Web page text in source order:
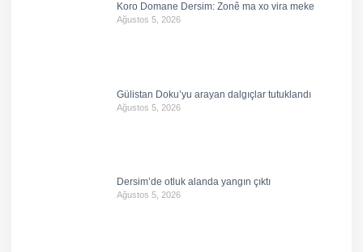
Koro Domane Dersim: Zonê ma xo vira meke
Ağustos 5, 2026
Gülistan Doku’yu arayan dalgıçlar tutuklandı
Ağustos 5, 2026
Dersim’de otluk alanda yangın çıktı
Ağustos 5, 2026